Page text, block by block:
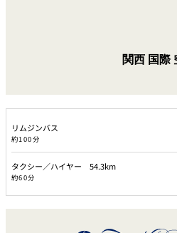
関西 国際
リムジンバス
約100分
タクシー／ハイヤー 54.3km
約60分